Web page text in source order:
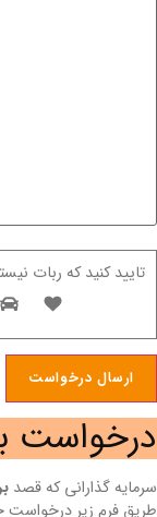
تایید کنید که ربات
درخواست
سرمایه گذارانی که قصد
طریق فرم زیر درخواست